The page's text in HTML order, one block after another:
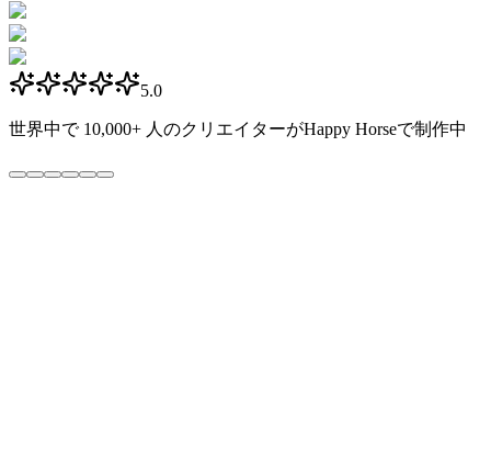
5.0
世界中で 10,000+ 人のクリエイターがHappy Horseで制作中